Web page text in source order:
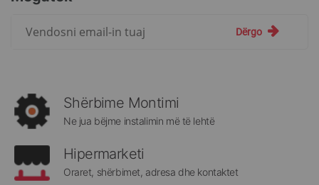
rreth
Megatek:
Dërgo
Shërbime Montimi
Ne jua bëjme instalimin më të lehtë
Hipermarketi
Oraret, shërbimet, adresa dhe kontaktet